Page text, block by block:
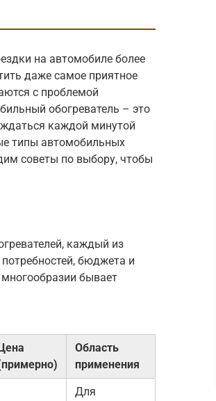
на автомобиле более
даже самое приятное
с проблемой
обогреватель – это
каждой минутой
типы автомобильных
советы по выбору, чтобы
каждый из
бюджета и
бывает
Область
применения
Для